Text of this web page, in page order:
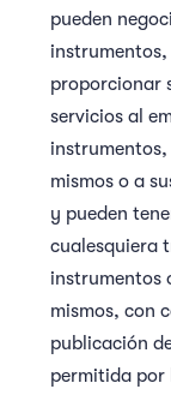
pueden
proporcionar
servicios al
instrumentos,
mismos o a
y pueden
cualesquiera
instrumentos
mismos, con
publicación
permitida por